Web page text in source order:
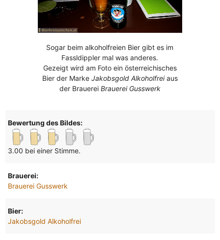
Sogar beim alkoholfreien Bier gibt es im
Fassldippler mal was anderes.
Gezeigt wird am Foto ein österreichisches
Bier der Marke Jakobsgold Alkoholfreiaus
der Brauerei Brauerei Gusswerk
Bewertung des Bildes:
3.00 bei einer Stimme.
Brauerei:
Brauerei Gusswerk
Bier:
Jakobsgold Alkoholfrei